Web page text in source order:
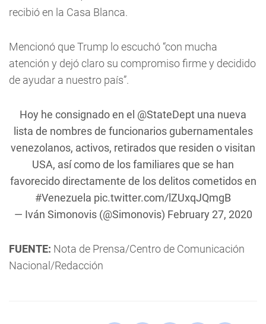
recibió en la Casa Blanca.
Mencionó que Trump lo escuchó “con mucha
atención y dejó claro su compromiso firme y decidido
de ayudar a nuestro país”.
Hoy he consignado en el @StateDept una nueva
lista de nombres de funcionarios gubernamentales
venezolanos, activos, retirados que residen o visitan
USA, así como de los familiares que se han
favorecido directamente de los delitos cometidos en
#Venezuela pic.twitter.com/lZUxqJQmgB
— Iván Simonovis (@Simonovis) February 27, 2020
FUENTE: Nota de Prensa/Centro de Comunicación
Nacional/Redacción